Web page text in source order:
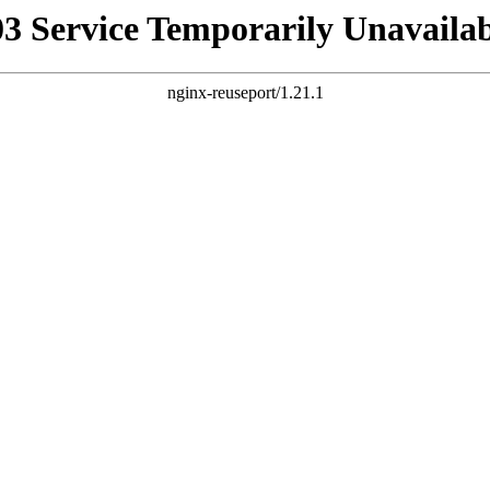
Service Temporarily
nginx-reuseport/1.21.1